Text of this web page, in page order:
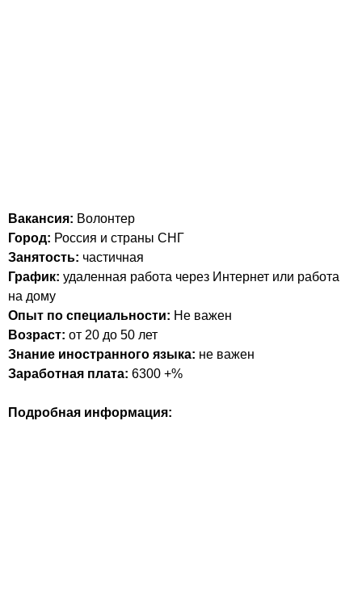
Вакансия: Волонтер
Город: Россия и страны СНГ
Занятость: частичная
График: удаленная работа через Интернет или работа
на дому
Опыт по специальности: Не важен
Возраст: от 20 до 50 лет
Знание иностранного языка: не важен
Заработная плата: 6300 +%
Подробная информация: